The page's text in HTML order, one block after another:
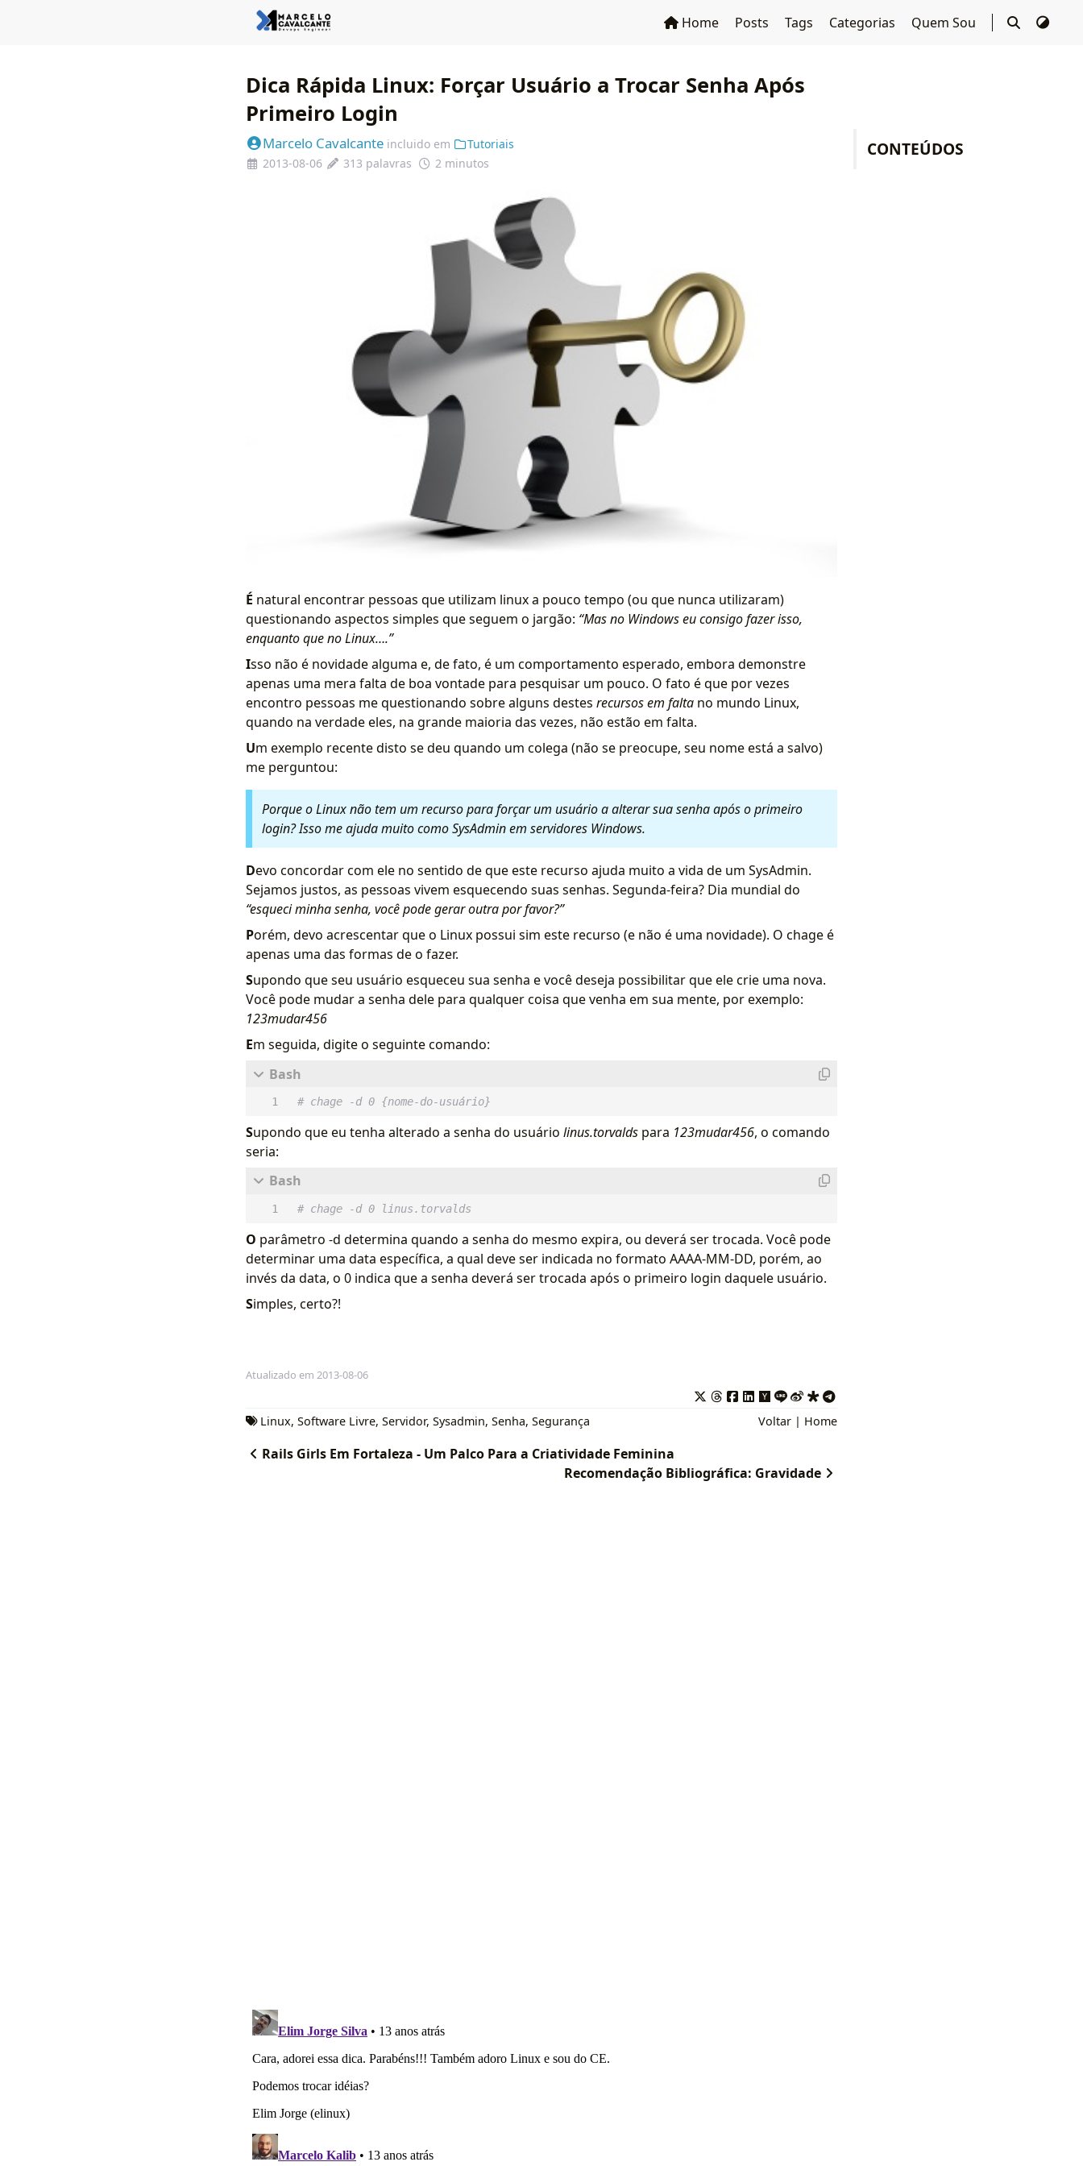
Home Posts Tags Categorias Quem Sou
CONTEÚDOS
Dica Rápida Linux: Forçar Usuário a Trocar Senha Após
Primeiro Login
Marcelo Cavalcante incluido em
Tutoriais
2013-08-06
313 palavras 2 minutos
É natural encontrar pessoas que utilizam linux a pouco tempo (ou que nunca utilizaram)
questionando aspectos simples que seguem o jargão: “Mas no Windows eu consigo fazer isso,
enquanto que no Linux….”
Isso não é novidade alguma e, de fato, é um comportamento esperado, embora demonstre
apenas uma mera falta de boa vontade para pesquisar um pouco. O fato é que por vezes
encontro pessoas me questionando sobre alguns destes recursos em faltano mundo Linux,
quando na verdade eles, na grande maioria das vezes, não estão em falta.
Um exemplo recente disto se deu quando um colega (não se preocupe, seu nome está a salvo)
me perguntou:
Porque o Linux não tem um recurso para forçar um usuário a alterar sua senha após o primeiro
login? Isso me ajuda muito como SysAdmin em servidores Windows.
Devo concordar com ele no sentido de que este recurso ajuda muito a vida de um SysAdmin.
Sejamos justos, as pessoas vivem esquecendo suas senhas. Segunda-feira? Dia mundial do
“esqueci minha senha, você pode gerar outra por favor?”
Porém, devo acrescentar que o Linux possui sim este recurso (e não é uma novidade). O chage é
apenas uma das formas de o fazer.
Supondo que seu usuário esqueceu sua senha e você deseja possibilitar que ele crie uma nova.
Você pode mudar a senha dele para qualquer coisa que venha em sua mente, por exemplo:
123mudar456
Em seguida, digite o seguinte comando:
# chage -d 0 {nome-do-usuário}
Supondo que eu tenha alterado a senha do usuário linus.torvaldspara 123mudar456, o comando
seria:
# chage -d 0 linus.torvalds
O parâmetro -d determina quando a senha do mesmo expira, ou deverá ser trocada. Você pode
determinar uma data específica, a qual deve ser indicada no formato AAAA-MM-DD, porém, ao
invés da data, o 0 indica que a senha deverá ser trocada após o primeiro login daquele usuário.
Simples, certo?!
Atualizado em 2013-08-06
Linux, Software Livre, Servidor, Sysadmin, Senha, Segurança Voltar | Home
Rails Girls Em Fortaleza - Um Palco Para a Criatividade Feminina
Recomendação Bibliográfica: Gravidade